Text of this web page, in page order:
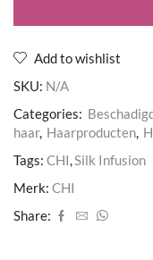
aantal
Add to wishlist
SKU: N/A
Categories:
haar, Haarproducten,
Tags: CHI,Silk Infusion
Merk: CHI
Share: